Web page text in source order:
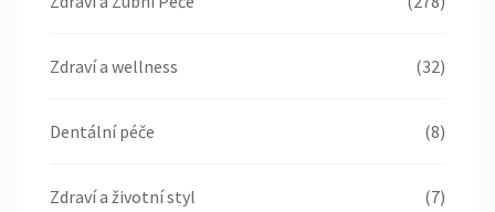
Zdraví a wellness (32)
Dentální péče (8)
Zdraví a životní styl (7)